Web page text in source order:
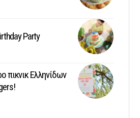
Party
πικνικ Ελληνίδων